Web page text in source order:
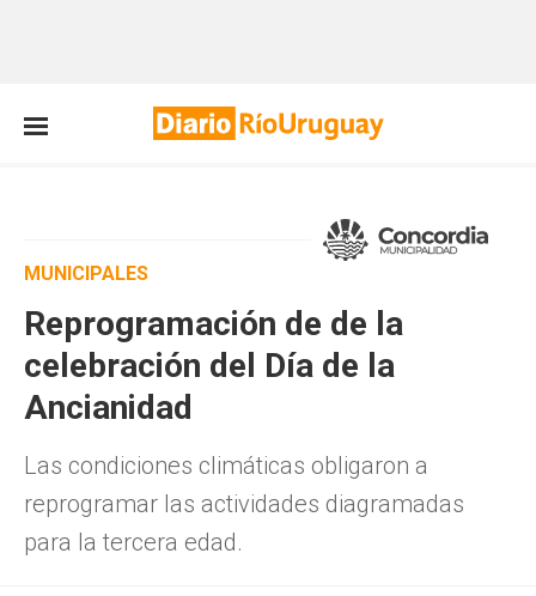
MUNICIPALES
Reprogramación de de la
celebración del Día de la
Ancianidad
Las condiciones climáticas obligaron a
reprogramar las actividades diagramadas
para la tercera edad.